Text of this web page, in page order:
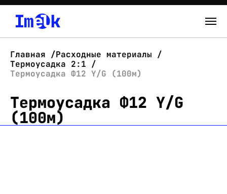
О нас
Новости
Склад
Главная
Расходные материалы
Термоусадка 2:1
Термоусадка Ф12 Y/G (100м)
Термоусадка Ф12 Y/G
(100м)